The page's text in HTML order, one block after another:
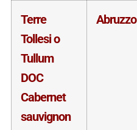
Terre
Tollesi o
Tullum
DOC
Cabernet
sauvignon
Abruzzo